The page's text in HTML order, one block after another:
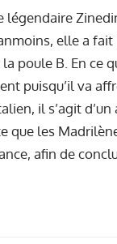
elle a
poule B. En ce
puisqu’il va
il s’agit d’un
que les
afin de